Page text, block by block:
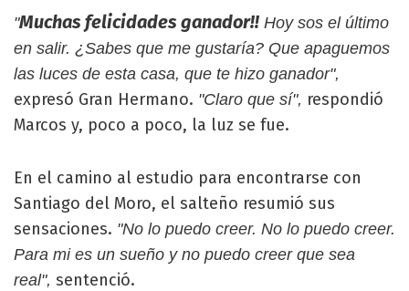
"Muchas felicidades ganador!! Hoy sos el último
en salir. ¿Sabes que me gustaría? Que apaguemos
las luces de esta casa, que te hizo ganador",
expresó Gran Hermano. "Claro que sí", respondió
Marcos y, poco a poco, la luz se fue.
En el camino al estudio para encontrarse con
Santiago del Moro, el salteño resumió sus
sensaciones. "No lo puedo creer. No lo puedo creer.
Para mi es un sueño y no puedo creer que sea
real", sentenció.